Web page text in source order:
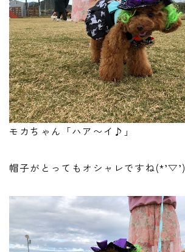
モカちゃん「ハア〜イ♪」
帽子がとってもオシャレですね(*’▽’)